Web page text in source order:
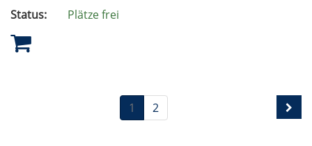
Status:
Plätze frei
1 2